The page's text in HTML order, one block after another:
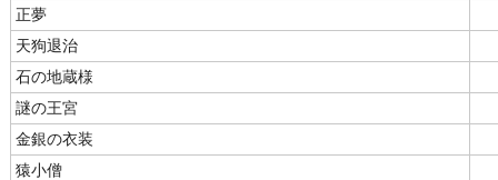
正夢
天狗退治
石の地蔵様
謎の王宮
金銀の衣装
猿小僧